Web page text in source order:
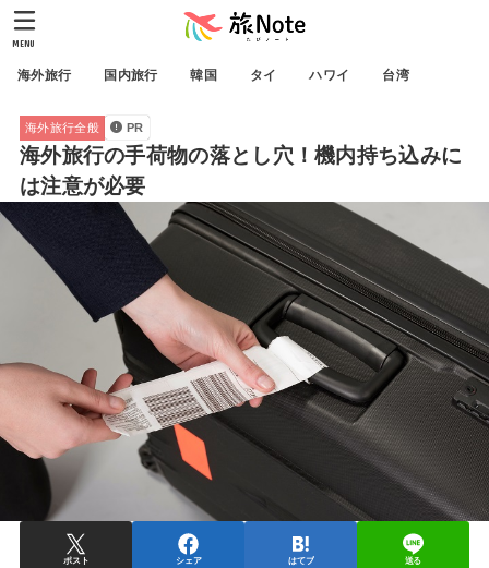
海外旅行 国内旅行 韓国 タイ ハワイ 台湾
MENU
海外旅行全般 PR
海外旅行の手荷物の落とし穴！機内持ち込みに
は注意が必要
ポスト シェア はてブ 送る